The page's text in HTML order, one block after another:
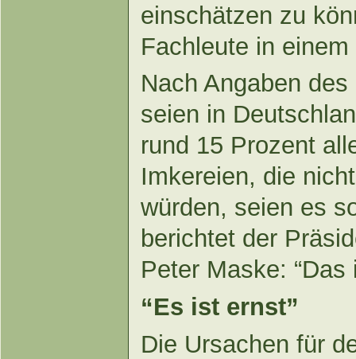
einschätzen zu
Fachleute in
Nach Angaben
seien in
rund 15 Prozent
Imkereien, die
würden, seien es
berichtet der
Peter Maske: “Das
“Es ist ernst”
Die Ursachen für